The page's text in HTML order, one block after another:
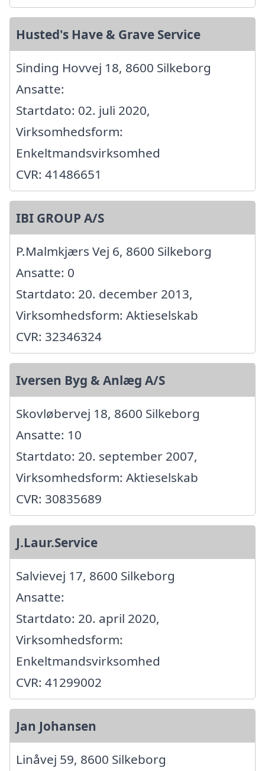
Husted's Have & Grave Service
Sinding Hovvej 18, 8600 Silkeborg
Ansatte:
Startdato: 02. juli 2020,
Virksomhedsform:
Enkeltmandsvirksomhed
CVR: 41486651
IBI GROUP A/S
P.Malmkjærs Vej 6, 8600 Silkeborg
Ansatte: 0
Startdato: 20. december 2013,
Virksomhedsform: Aktieselskab
CVR: 32346324
Iversen Byg & Anlæg A/S
Skovløbervej 18, 8600 Silkeborg
Ansatte: 10
Startdato: 20. september 2007,
Virksomhedsform: Aktieselskab
CVR: 30835689
J.Laur.Service
Salvievej 17, 8600 Silkeborg
Ansatte:
Startdato: 20. april 2020,
Virksomhedsform:
Enkeltmandsvirksomhed
CVR: 41299002
Jan Johansen
Linåvej 59, 8600 Silkeborg